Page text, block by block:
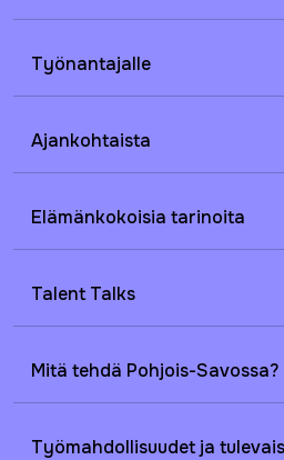
Työnantajalle
Ajankohtaista
Elämänkokoisia tarinoita
Talent Talks
Mitä tehdä Pohjois-Savossa?
Työmahdollisuudet ja